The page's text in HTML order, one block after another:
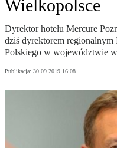
Wielkopolsce
Dyrektor hotelu Mercure
dziś dyrektorem
Polskiego w województwie
Publikacja: 30.09.2019 16:08